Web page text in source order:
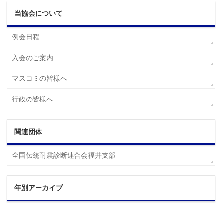
当協会について
例会日程
入会のご案内
マスコミの皆様へ
行政の皆様へ
関連団体
全国伝統耐震診断連合会福井支部
年別アーカイブ